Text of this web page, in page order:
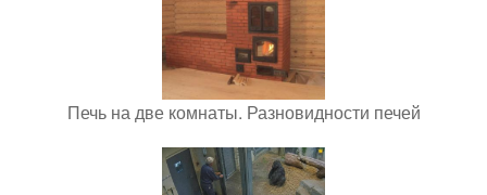
Печь на две комнаты. Разновидности печей